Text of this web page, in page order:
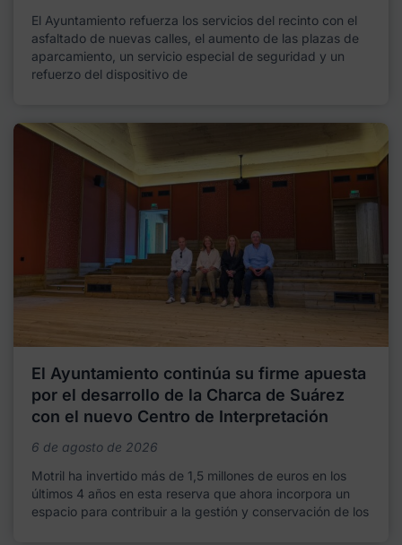
El Ayuntamiento refuerza los servicios del recinto con el
asfaltado de nuevas calles, el aumento de las plazas de
aparcamiento, un servicio especial de seguridad y un
refuerzo del dispositivo de
El Ayuntamiento continúa su firme apuesta
por el desarrollo de la Charca de Suárez
con el nuevo Centro de Interpretación
6 de agosto de 2026
Motril ha invertido más de 1,5 millones de euros en los
últimos 4 años en esta reserva que ahora incorpora un
espacio para contribuir a la gestión y conservación de los